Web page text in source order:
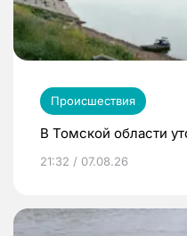
Происшествия
В Томской области
21:32 / 07.08.26